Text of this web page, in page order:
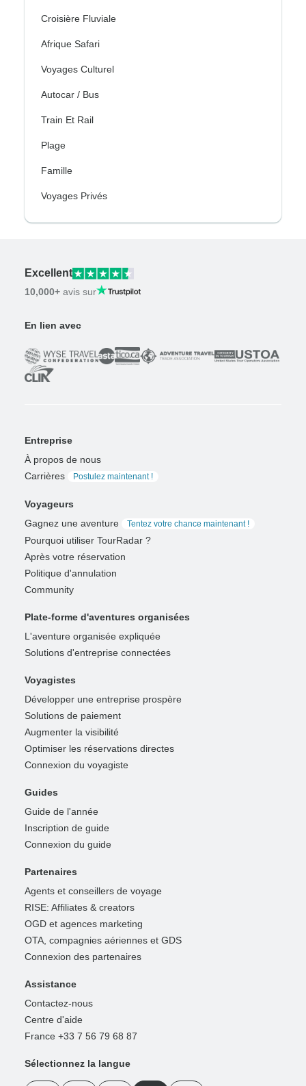
Croisière Fluviale
Afrique Safari
Voyages Culturel
Autocar / Bus
Train Et Rail
Plage
Famille
Voyages Privés
Excellent
10,000+ avis sur
En lien avec
Entreprise
À propos de nous
Carrières
Postulez maintenant !
Voyageurs
Gagnez une aventure
Tentez votre chance maintenant !
Pourquoi utiliser TourRadar ?
Après votre réservation
Politique d'annulation
Community
Plate-forme d'aventures organisées
L'aventure organisée expliquée
Solutions d'entreprise connectées
Voyagistes
Développer une entreprise prospère
Solutions de paiement
Augmenter la visibilité
Optimiser les réservations directes
Connexion du voyagiste
Guides
Guide de l'année
Inscription de guide
Connexion du guide
Partenaires
Agents et conseillers de voyage
RISE: Affiliates & creators
OGD et agences marketing
OTA, compagnies aériennes et GDS
Connexion des partenaires
Assistance
Contactez-nous
Centre d'aide
France +33 7 56 79 68 87
Sélectionnez la langue